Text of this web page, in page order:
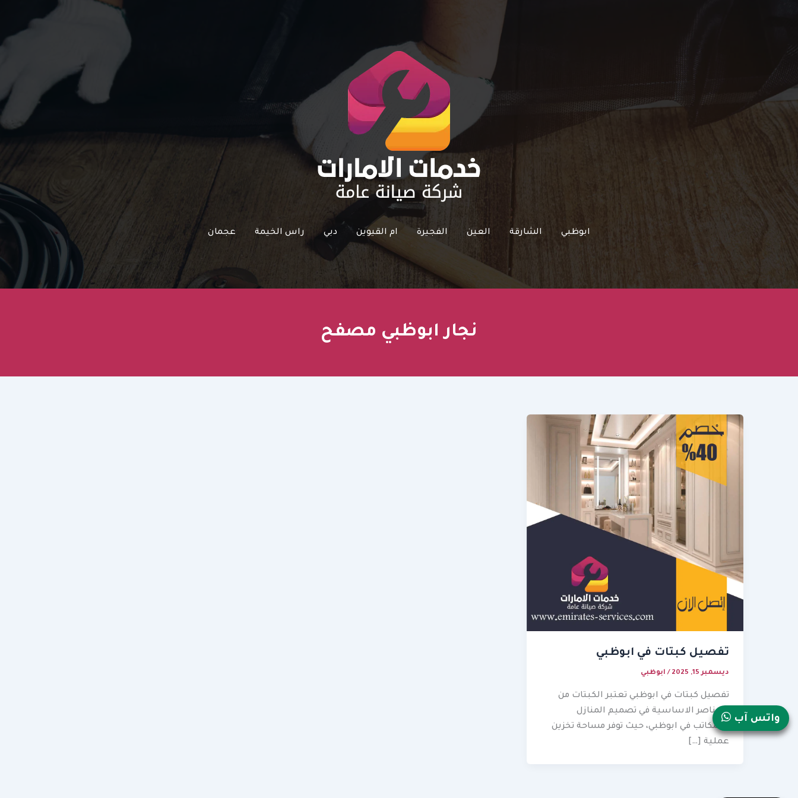
ابوظبي الشارقة العين الفجيرة ام القيوين دبي راس الخيمة عجمان
نجار ابوظبي مصفح
تفصيل كبتات في ابوظبي
ديسمبر 15, 2025 / ابوظبي
تفصيل كبتات في ابوظبي تعتبر الكبتات من
العناصر الاساسية في تصميم المنازل
والمكاتب في ابوظبي، حيث توفر مساحة تخزين
عملية […]
واتس آب